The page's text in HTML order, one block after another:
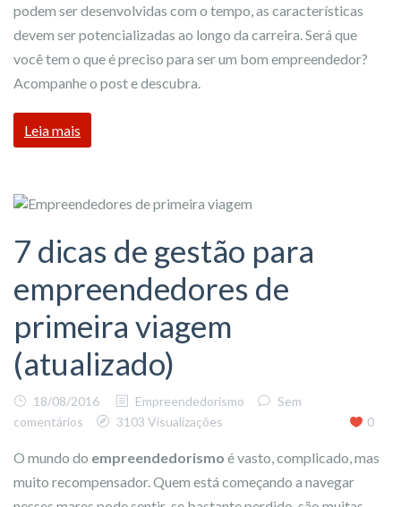
podem ser desenvolvidas com o tempo, as características
devem ser potencializadas ao longo da carreira. Será que
você tem o que é preciso para ser um bom empreendedor?
Acompanhe o post e descubra.
Leia mais
7 dicas de gestão para
empreendedores de
primeira viagem
(atualizado)
18/08/2016 Empreendedorismo
Sem
comentários
3103 Visualizações 0
O mundo do empreendedorismo é vasto, complicado, mas
muito recompensador. Quem está começando a navegar